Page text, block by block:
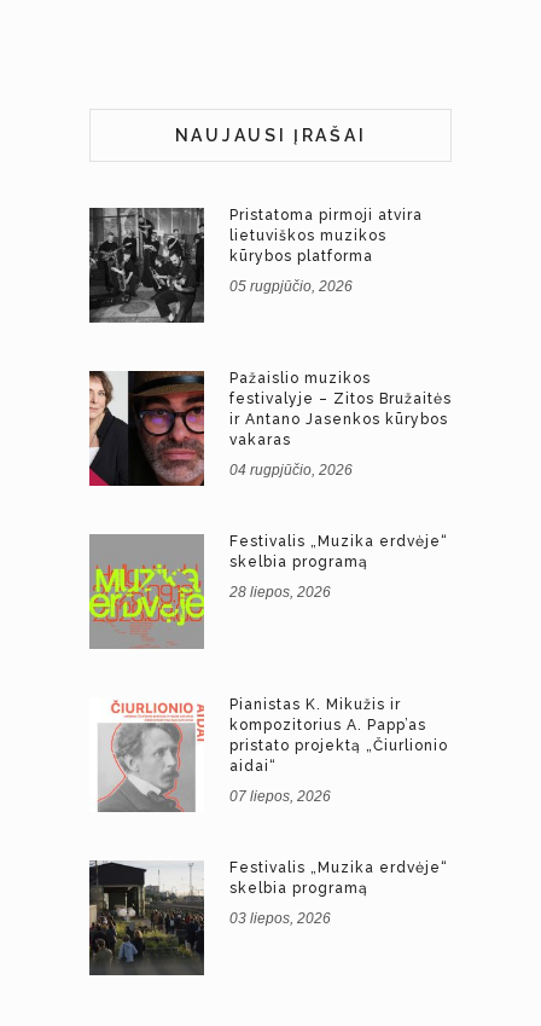
NAUJAUSI ĮRAŠAI
Pristatoma pirmoji atvira
lietuviškos muzikos
kūrybos platforma
05 rugpjūčio, 2026
Pažaislio muzikos
festivalyje – Zitos Bružaitės
ir Antano Jasenkos kūrybos
vakaras
04 rugpjūčio, 2026
Festivalis „Muzika erdvėje“
skelbia programą
28 liepos, 2026
Pianistas K. Mikužis ir
kompozitorius A. Papp’as
pristato projektą „Čiurlionio
aidai“
07 liepos, 2026
Festivalis „Muzika erdvėje“
skelbia programą
03 liepos, 2026